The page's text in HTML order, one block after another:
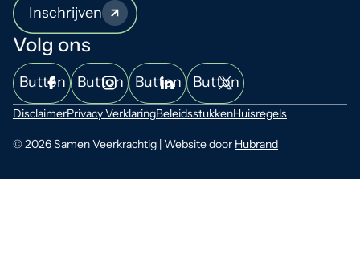
Inschrijven
Volg ons
Button Button Button Button
© 2026 Samen Veerkrachtig | Website door Hubrand
DisclaimerPrivacy VerklaringBeleidsstukkenHuisregels